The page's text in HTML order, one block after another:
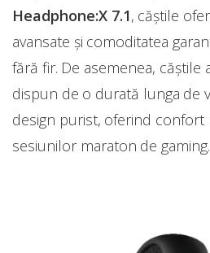
Headphone:X 7.1, căștile
avansate și comoditatea
fără fir. De asemenea, căștile
dispun de o durată lunga de
design purist, oferind confort
sesiunilor maraton de gaming.